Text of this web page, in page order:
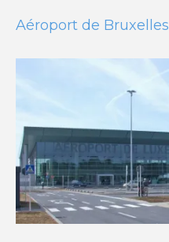
Aéroport de Bruxelles